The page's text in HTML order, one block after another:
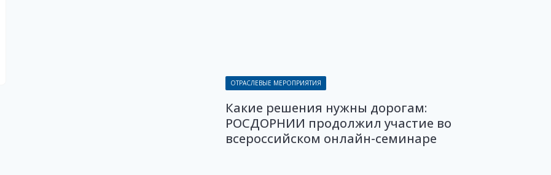
ОТРАСЛЕВЫЕ МЕРОПРИЯТИЯ
Какие решения нужны дорогам:
РОСДОРНИИ продолжил участие во
всероссийском онлайн-семинаре